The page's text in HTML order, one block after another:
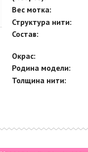
Вес мотка:
Структура нити:
Состав:
Окрас:
Родина модели:
Толщина нити: